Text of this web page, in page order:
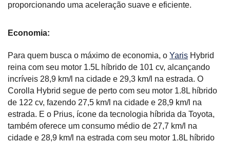
proporcionando uma aceleração suave e eficiente.
Economia:
Para quem busca o máximo de economia, o Yaris Hybrid
reina com seu motor 1.5L híbrido de 101 cv, alcançando
incríveis 28,9 km/l na cidade e 29,3 km/l na estrada. O
Corolla Hybrid segue de perto com seu motor 1.8L híbrido
de 122 cv, fazendo 27,5 km/l na cidade e 28,9 km/l na
estrada. E o Prius, ícone da tecnologia híbrida da Toyota,
também oferece um consumo médio de 27,7 km/l na
cidade e 28,9 km/l na estrada com seu motor 1.8L híbrido